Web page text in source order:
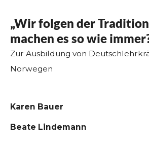
„Wir folgen der
machen es so wie
Zur Ausbildung von
Norwegen
Karen Bauer
Beate Lindemann